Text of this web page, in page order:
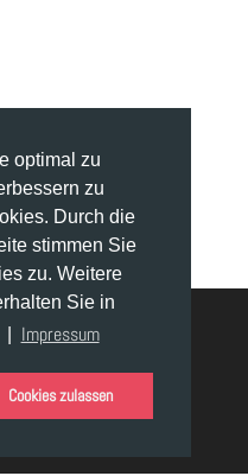
optimal zu
zu
Durch die
stimmen Sie
zu. Weitere
Sie in
Impressum
Cookies zulassen
- 2026